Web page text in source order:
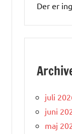
Der er
juli
juni
maj